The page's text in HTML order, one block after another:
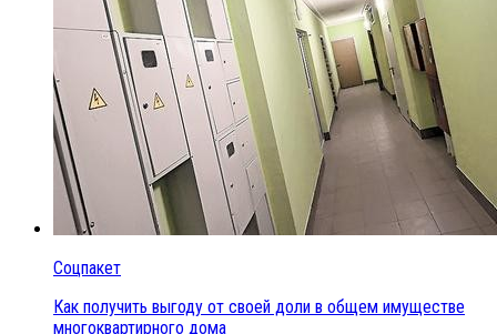
Соцпакет
Как получить выгоду от своей доли в общем имуществе
многоквартирного дома